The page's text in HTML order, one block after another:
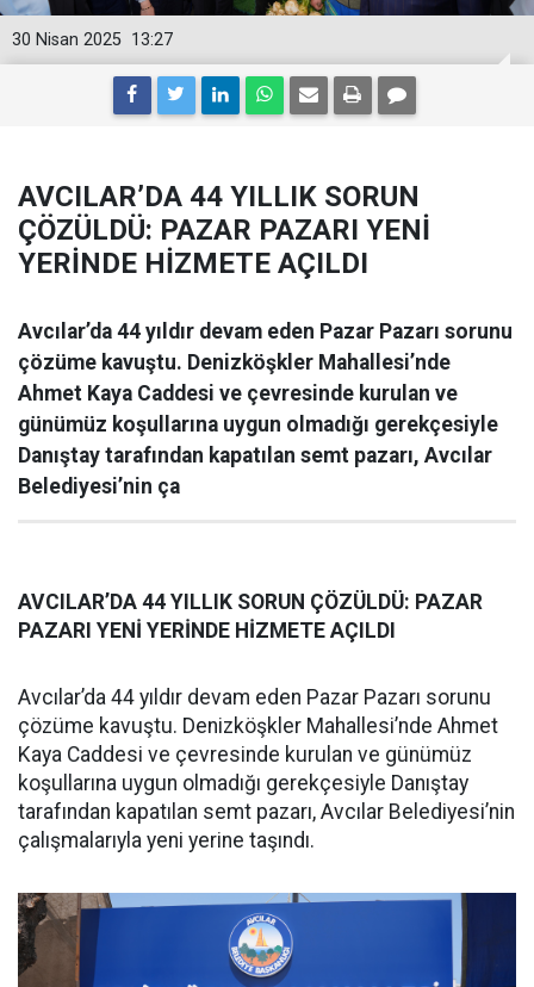
13:27
30 Nisan 2025
AVCILAR’DA 44 YILLIK SORUN
ÇÖZÜLDÜ: PAZAR PAZARI YENİ
YERİNDE HİZMETE AÇILDI
Avcılar’da 44 yıldır devam eden Pazar Pazarı sorunu
çözüme kavuştu. Denizköşkler Mahallesi’nde
Ahmet Kaya Caddesi ve çevresinde kurulan ve
günümüz koşullarına uygun olmadığı gerekçesiyle
Danıştay tarafından kapatılan semt pazarı, Avcılar
Belediyesi’nin ça
AVCILAR’DA 44 YILLIK SORUN ÇÖZÜLDÜ: PAZAR
PAZARI YENİ YERİNDE HİZMETE AÇILDI
Avcılar’da 44 yıldır devam eden Pazar Pazarı sorunu
çözüme kavuştu. Denizköşkler Mahallesi’nde Ahmet
Kaya Caddesi ve çevresinde kurulan ve günümüz
koşullarına uygun olmadığı gerekçesiyle Danıştay
tarafından kapatılan semt pazarı, Avcılar Belediyesi’nin
çalışmalarıyla yeni yerine taşındı.